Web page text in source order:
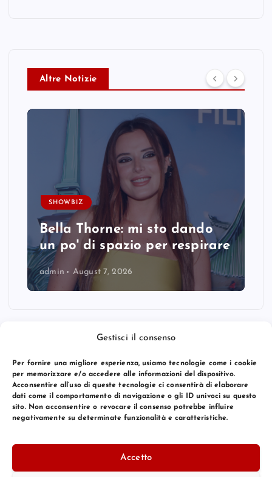
Gestisci il consenso
Per fornire una migliore esperienza, usiamo tecnologie come i cookie
per memorizzare e/o accedere alle informazioni del dispositivo.
Acconsentire all’uso di queste tecnologie ci consentirà di elaborare
dati come il comportamento di navigazione o gli ID univoci su questo
sito. Non acconsentire o revocare il consenso potrebbe influire
negativamente su determinate funzionalità e caratteristiche.
Accetto
Altre Notizie
SHOWBIZ
Bella Thorne: mi sto dando
un po' di spazio per respirare
admin August 7, 2026